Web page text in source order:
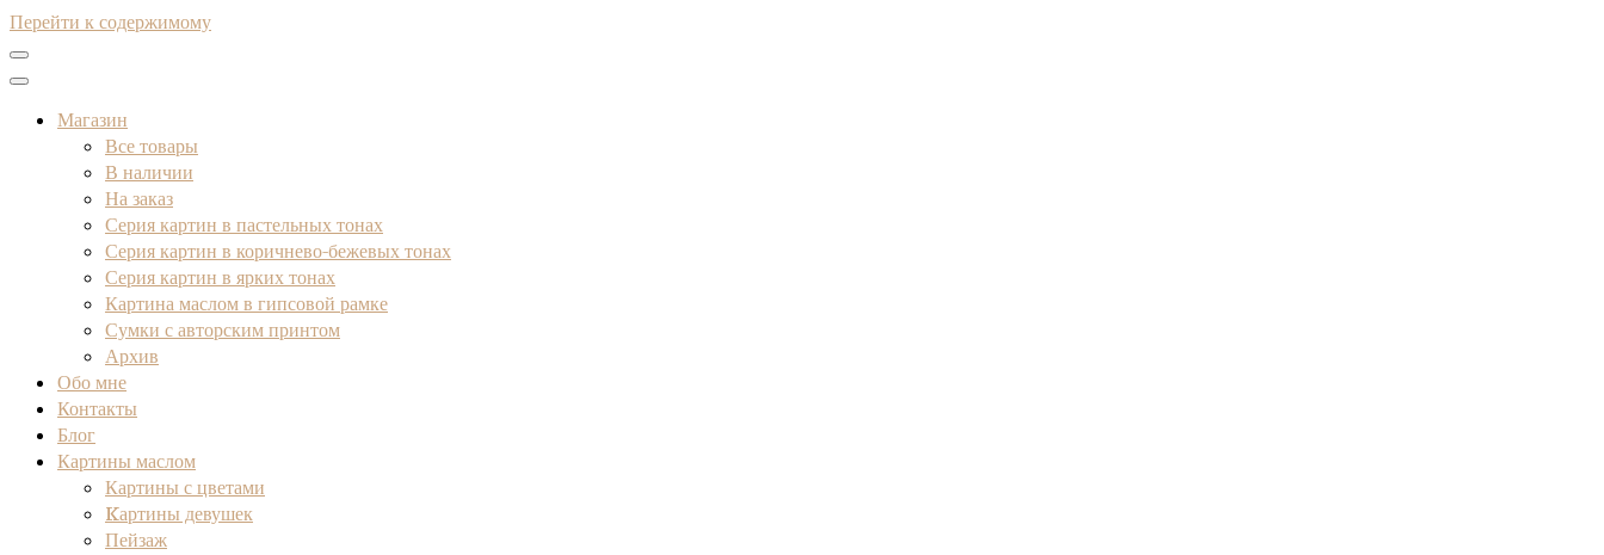
Перейти к содержимому
Магазин
Все товары
В наличии
На заказ
Серия картин в пастельных тонах
Серия картин в коричнево-бежевых тонах
Серия картин в ярких тонах
Картина маслом в гипсовой рамке
Сумки с авторским принтом
Архив
Обо мне
Контакты
Блог
Картины маслом
Картины с цветами
Kартины девушек
Пейзаж